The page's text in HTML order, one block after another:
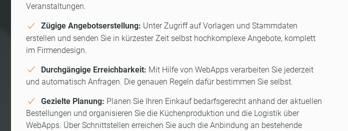
Veranstaltungen.
Zügige Angebotserstellung: Unter Zugriff auf Vorlagen und Stammdaten
erstellen und senden Sie in kürzester Zeit selbst hochkomplexe Angebote, komplett
im Firmendesign.
Durchgängige Erreichbarkeit: Mit Hilfe von WebApps verarbeiten Sie jederzeit
und automatisch Anfragen. Die genauen Regeln dafür bestimmen Sie selbst.
Gezielte Planung: Planen Sie Ihren Einkauf bedarfsgerecht anhand der aktuellen
Bestellungen und organisieren Sie die Küchenproduktion und die Logistik über
WebApps. Über Schnittstellen erreichen Sie auch die Anbindung an bestehende